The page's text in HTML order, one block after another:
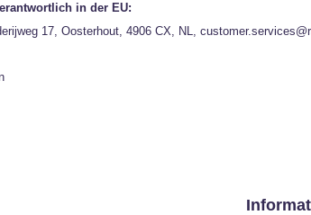
in der EU:
17, Oosterhout, 4906 CX, NL,